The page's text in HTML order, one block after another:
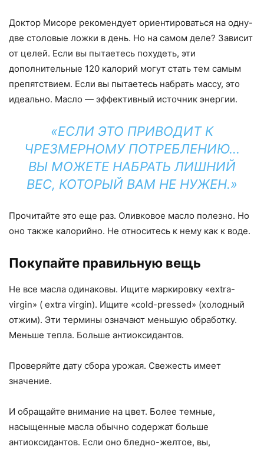
Доктор Мисоре рекомендует ориентироваться на одну-
две столовые ложки в день. Но на самом деле? Зависит
от целей. Если вы пытаетесь похудеть, эти
дополнительные 120 калорий могут стать тем самым
препятствием. Если вы пытаетесь набрать массу, это
идеально. Масло — эффективный источник энергии.
«ЕСЛИ ЭТО ПРИВОДИТ К
ЧРЕЗМЕРНОМУ ПОТРЕБЛЕНИЮ…
ВЫ МОЖЕТЕ НАБРАТЬ ЛИШНИЙ
ВЕС, КОТОРЫЙ ВАМ НЕ НУЖЕН.»
Прочитайте это еще раз. Оливковое масло полезно. Но
оно также калорийно. Не относитесь к нему как к воде.
Покупайте правильную вещь
Не все масла одинаковы. Ищите маркировку «extra-
virgin» ( extra virgin). Ищите «cold-pressed» (холодный
отжим). Эти термины означают меньшую обработку.
Меньше тепла. Больше антиоксидантов.
Проверяйте дату сбора урожая. Свежесть имеет
значение.
И обращайте внимание на цвет. Более темные,
насыщенные масла обычно содержат больше
антиоксидантов. Если оно бледно-желтое, вы,